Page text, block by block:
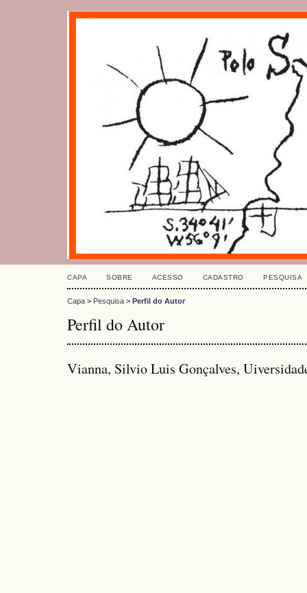
CAPA SOBRE ACESSO CADASTRO PESQUISA
Capa > Pesquisa > Perfil do Autor
Perfil do Autor
Vianna, Silvio Luis Gonçalves,